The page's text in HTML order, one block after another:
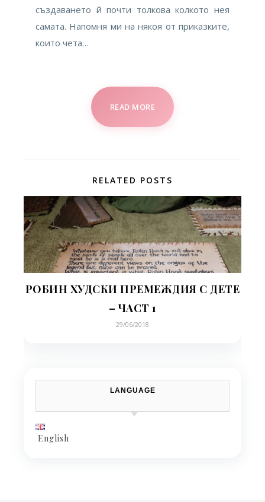
създаването й почти толкова колкото нея
самата. Напомня ми на някоя от приказките,
които чета…
READ MORE
RELATED POSTS
РОБИН ХУДСКИ ПРЕМЕЖДИЯ С ДЕТЕ
– ЧАСТ 1
29/06/2018
LANGUAGE
English